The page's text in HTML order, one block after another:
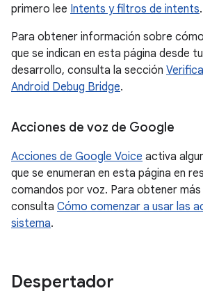
primero lee Intents y filtros de intents.
Para obtener información sobre
que se indican en esta página desde
desarrollo, consulta la sección
Android Debug Bridge.
Acciones de voz de Google
Acciones de Google Voice activa
que se enumeran en esta página en
comandos por voz. Para obtener
consulta Cómo comenzar a usar las
sistema.
Despertador